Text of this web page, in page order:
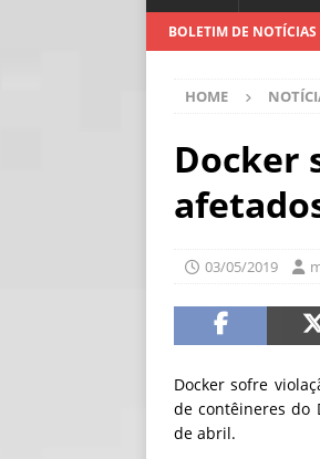
BOLETIM DE NOTÍCIAS
HOME
Docker
03/05/2019
Docker sofre
de contêineres do
de abril.